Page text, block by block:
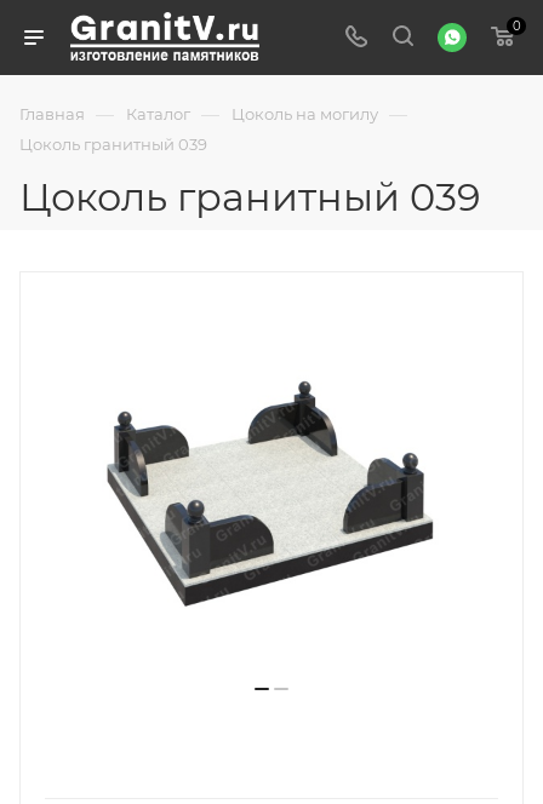
0
Главная — Каталог — Цоколь на могилу —
Цоколь гранитный 039
Цоколь гранитный 039